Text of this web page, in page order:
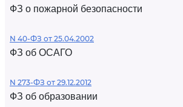
ФЗ о пожарной безопасности
N 40-ФЗ от 25.04.2002
ФЗ об ОСАГО
N 273-ФЗ от 29.12.2012
ФЗ об образовании